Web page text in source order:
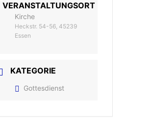
VERANSTALTUNGSORT
Kirche
Heckstr. 54-56, 45239
Essen
KATEGORIE
Gottesdienst